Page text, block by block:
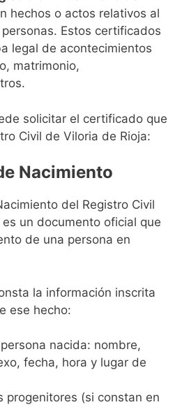
hechos o actos relativos al
Estos certificados
legal de acontecimientos
matrimonio,
solicitar el certificado que
Civil de Viloria de Rioja:
Nacimiento
del Registro Civil
un documento oficial que
de una persona en
la información inscrita
ese hecho:
nacida: nombre,
fecha, hora y lugar de
progenitores (si constan en